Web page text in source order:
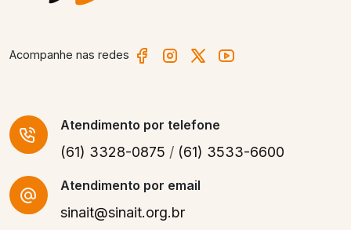
Acompanhe nas redes
Atendimento por telefone
(61) 3328-0875 / (61) 3533-6600
Atendimento por email
sinait@sinait.org.br